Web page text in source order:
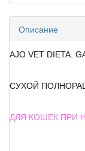
Описание
AJO VET DIETA.
СУХОЙ
ДЛЯ КОШЕК ПРИ